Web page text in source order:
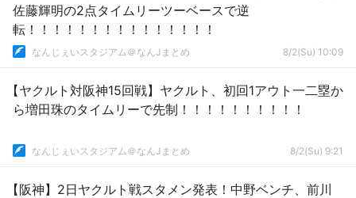
佐藤輝明の2点タイムリーツーベースで逆
転！！！！！！！！！！！！！！！
なんじぇいスタジアム＠なんJまとめ 8/2(Su) 10:09
【ヤクルト対阪神15回戦】ヤクルト、初回1アウト一二塁か
ら増田珠のタイムリーで先制！！！！！！！！！！
なんじぇいスタジアム＠なんJまとめ 8/2(Su) 9:21
【阪神】2日ヤクルト戦スタメン発表！中野ベンチ、前川